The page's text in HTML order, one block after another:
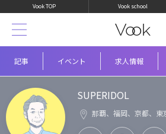
Vook TOP Vook school
記事 イベント 求人情報
SUPERIDOL
那覇、福岡、京都、東